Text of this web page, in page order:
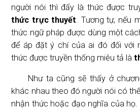
người nói thì đấy là thức được
thức trực thuyết . Tương tự, nếu
thức ngữ pháp được dùng một
để áp đặt ý chí của ai đó đối với
thức được truyền thống miêu tả là
Như ta cũng sẽ thấy ở
khác nhau theo đó người nói có
nhận thức hoặc đạo nghĩa của